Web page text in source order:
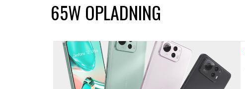
65W OPLADNING